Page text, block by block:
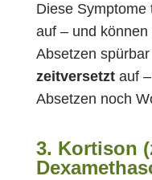
Diese Symptome
auf – und
Absetzen
zeitversetztauf –
Absetzen noch
3. Kortison